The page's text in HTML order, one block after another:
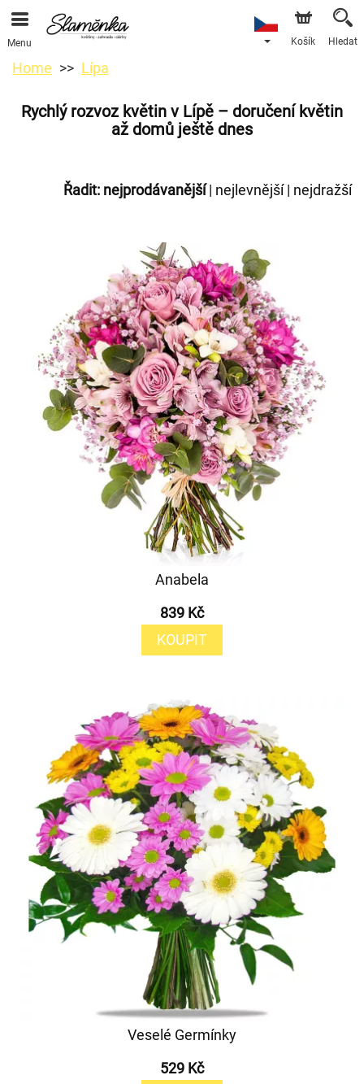
Menu Košík Hledat
Home Lípa
Rychlý rozvoz květin v Lípě – doručení květin
až domů ještě dnes
Řadit: nejprodávanější| nejlevnější| nejdražší
Anabela
839 Kč
KOUPIT
Veselé Germínky
529 Kč